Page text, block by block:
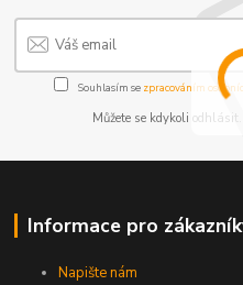
Souhlasím se zpracováním
Můžete se kdykoli
Informace pro
Napište nám